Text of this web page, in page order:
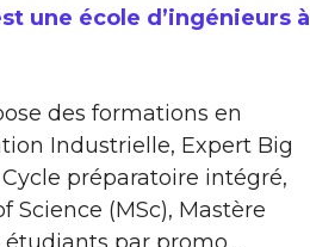
une école d’ingénieurs à
des formations en
Industrielle, Expert Big
préparatoire intégré,
Science (MSc), Mastère
étudiants par promo …